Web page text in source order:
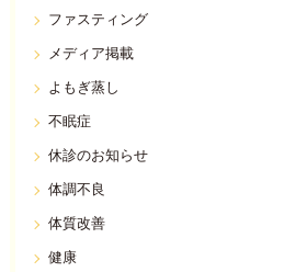
ファスティング
メディア掲載
よもぎ蒸し
不眠症
休診のお知らせ
体調不良
体質改善
健康